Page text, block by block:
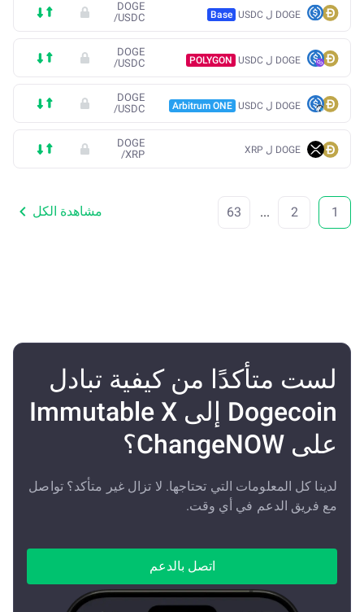
DOGE ل USDC Base
DOGE
/USDC
DOGE ل USDC POLYGON
DOGE
/USDC
DOGE ل USDC Arbitrum ONE
DOGE
/USDC
DOGE ل XRP
DOGE
/XRP
1
2
...
63 مشاهدة الكل
لست متأكدًا من كيفية تبادل
Dogecoin إلى Immutable X
على ChangeNOW؟
لدينا كل المعلومات التي تحتاجها. لا تزال غير متأكد؟ تواصل
مع فريق الدعم في أي وقت.
اتصل بالدعم